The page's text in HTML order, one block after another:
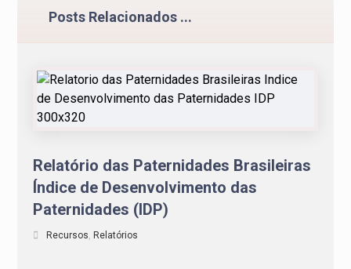
Posts Relacionados ...
Relatório das Paternidades Brasileiras
Índice de Desenvolvimento das
Paternidades (IDP)
Recursos, Relatórios